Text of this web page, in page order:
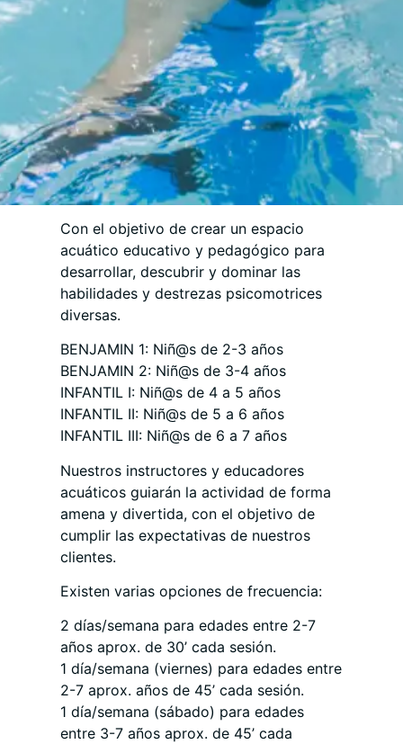
Con el objetivo de crear un espacio
acuático educativo y pedagógico para
desarrollar, descubrir y dominar las
habilidades y destrezas psicomotrices
diversas.
BENJAMIN 1: Niñ@s de 2-3 años
BENJAMIN 2: Niñ@s de 3-4 años
INFANTIL I: Niñ@s de 4 a 5 años
INFANTIL II: Niñ@s de 5 a 6 años
INFANTIL III: Niñ@s de 6 a 7 años
Nuestros instructores y educadores
acuáticos guiarán la actividad de forma
amena y divertida, con el objetivo de
cumplir las expectativas de nuestros
clientes.
Existen varias opciones de frecuencia:
2 días/semana para edades entre 2-7
años aprox. de 30’ cada sesión.
1 día/semana (viernes) para edades entre
2-7 aprox. años de 45’ cada sesión.
1 día/semana (sábado) para edades
entre 3-7 años aprox. de 45’ cada